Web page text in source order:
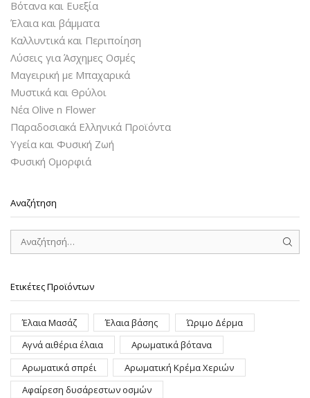
Βότανα και Ευεξία
Έλαια και βάμματα
Καλλυντικά και Περιποίηση
Λύσεις για Άσχημες Οσμές
Μαγειρική με Μπαχαρικά
Μυστικά και Θρύλοι
Νέα Olive n Flower
Παραδοσιακά Ελληνικά Προϊόντα
Υγεία και Φυσική Ζωή
Φυσική Ομορφιά
Αναζήτηση
Ετικέτες Προϊόντων
Έλαια Μασάζ Έλαια βάσης
Ώριμο Δέρμα
Αγνά αιθέρια έλαια
Αρωματικά βότανα
Αρωματικά σπρέι
Αρωματική Κρέμα Χεριών
Αφαίρεση δυσάρεστων οσμών